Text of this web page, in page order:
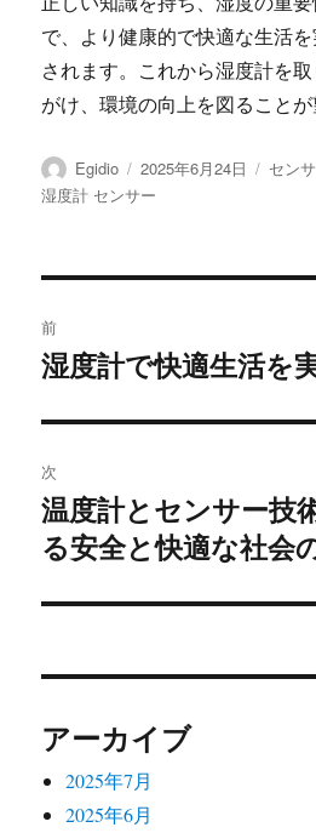
で、より健康的で快適な生活
されます。これから湿度計を
がけ、環境の向上を図ることが
投
稿
Egidio
投
稿
2025年6月24日
カ
セン
湿度計 センサー
稿
ビ
ゲ
ー
シ
前
前
投
稿:
湿度計で快適生活を
次
次
の
稿:
温度計とセンサー技
る安全と快適な社会
アーカイブ
2025年7月
2025年6月